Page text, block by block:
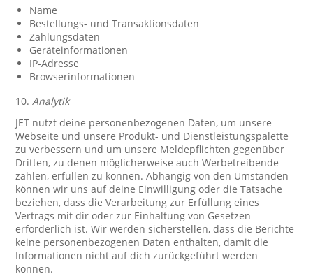
Name
Bestellungs- und Transaktionsdaten
Zahlungsdaten
Geräteinformationen
IP-Adresse
Browserinformationen
10.Analytik
JET nutzt deine personenbezogenen Daten, um unsere
Webseite und unsere Produkt- und Dienstleistungspalette
zu verbessern und um unsere Meldepflichten gegenüber
Dritten, zu denen möglicherweise auch Werbetreibende
zählen, erfüllen zu können. Abhängig von den Umständen
können wir uns auf deine Einwilligung oder die Tatsache
beziehen, dass die Verarbeitung zur Erfüllung eines
Vertrags mit dir oder zur Einhaltung von Gesetzen
erforderlich ist. Wir werden sicherstellen, dass die Berichte
keine personenbezogenen Daten enthalten, damit die
Informationen nicht auf dich zurückgeführt werden
können.